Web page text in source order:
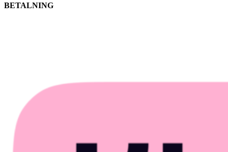
BETALNING